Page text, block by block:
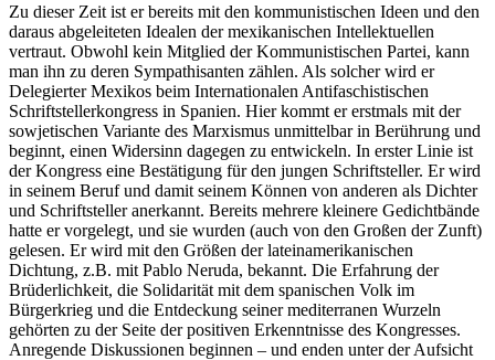
Zu dieser Zeit ist er bereits mit den kommunistischen Ideen und den
daraus abgeleiteten Idealen der mexikanischen Intellektuellen
vertraut. Obwohl kein Mitglied der Kommunistischen Partei, kann
man ihn zu deren Sympathisanten zählen. Als solcher wird er
Delegierter Mexikos beim Internationalen Antifaschistischen
Schriftstellerkongress in Spanien. Hier kommt er erstmals mit der
sowjetischen Variante des Marxismus unmittelbar in Berührung und
beginnt, einen Widersinn dagegen zu entwickeln. In erster Linie ist
der Kongress eine Bestätigung für den jungen Schriftsteller. Er wird
in seinem Beruf und damit seinem Können von anderen als Dichter
und Schriftsteller anerkannt. Bereits mehrere kleinere Gedichtbände
hatte er vorgelegt, und sie wurden (auch von den Großen der Zunft)
gelesen. Er wird mit den Größen der lateinamerikanischen
Dichtung, z.B. mit Pablo Neruda, bekannt. Die Erfahrung der
Brüderlichkeit, die Solidarität mit dem spanischen Volk im
Bürgerkrieg und die Entdeckung seiner mediterranen Wurzeln
gehörten zu der Seite der positiven Erkenntnisse des Kongresses.
Anregende Diskussionen beginnen – und enden unter der Aufsicht